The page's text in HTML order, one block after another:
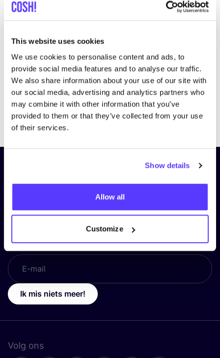
This website uses cookies
We use cookies to personalise content and ads, to
provide social media features and to analyse our traffic.
We also share information about your use of our site with
our social media, advertising and analytics partners who
may combine it with other information that you’ve
provided to them or that they’ve collected from your use
of their services.
Show details
Allow all
Customize
PreviousNext
Schrijf je in op onze nieuwsbrief
en blijf op de hoogte!
Ik mis niets meer!
Volg ons